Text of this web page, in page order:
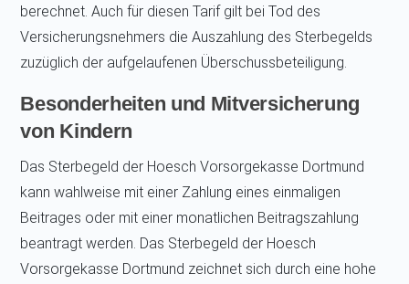
berechnet. Auch für diesen Tarif gilt bei Tod des
Versicherungsnehmers die Auszahlung des Sterbegelds
zuzüglich der aufgelaufenen Überschussbeteiligung.
Besonderheiten und Mitversicherung
von Kindern
Das Sterbegeld der Hoesch Vorsorgekasse Dortmund
kann wahlweise mit einer Zahlung eines einmaligen
Beitrages oder mit einer monatlichen Beitragszahlung
beantragt werden. Das Sterbegeld der Hoesch
Vorsorgekasse Dortmund zeichnet sich durch eine hohe